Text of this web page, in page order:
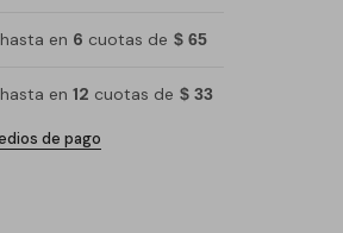
hasta en 6 cuotas de $ 65
hasta en 12 cuotas de $ 33
de pago